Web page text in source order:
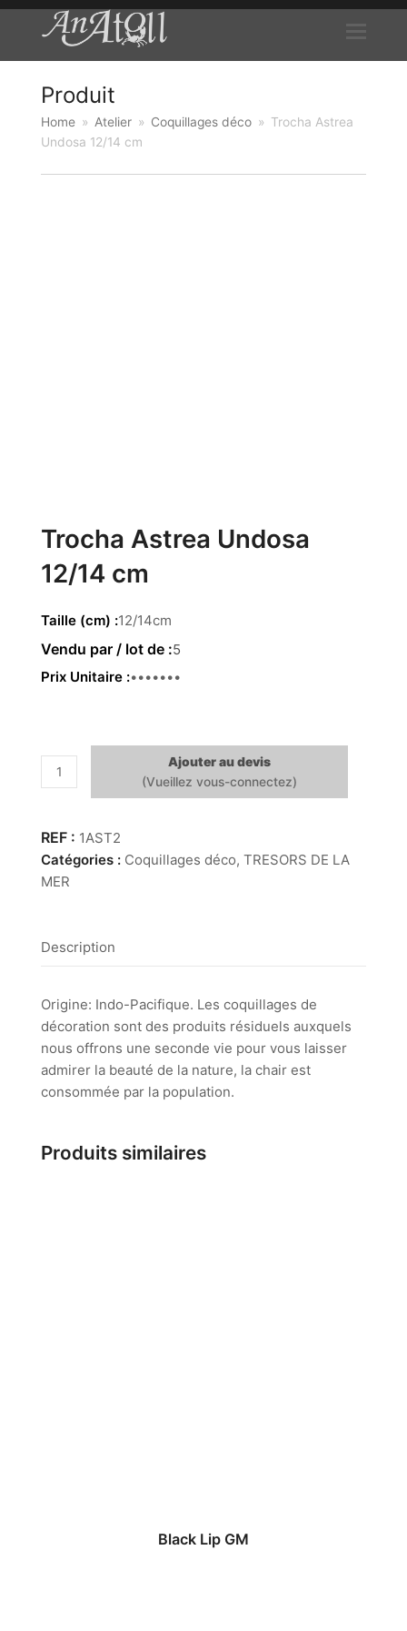
Produit
Home » Atelier » Coquillages déco » Trocha Astrea
Undosa 12/14 cm
Trocha Astrea Undosa
12/14 cm
Taille (cm) 12/14cm
5
Prix Unitaire 12.39 €
quantité
de
Astrea
Undosa
12/14
Ajouter au devis
1AST2
Catégories : Coquillages déco, TRESORS DE LA
MER
Description
Origine: Indo-Pacifique. Les coquillages de
décoration sont des produits résiduels auxquels
nous offrons une seconde vie pour vous laisser
admirer la beauté de la nature, la chair est
consommée par la population.
Produits similaires
Black Lip GM